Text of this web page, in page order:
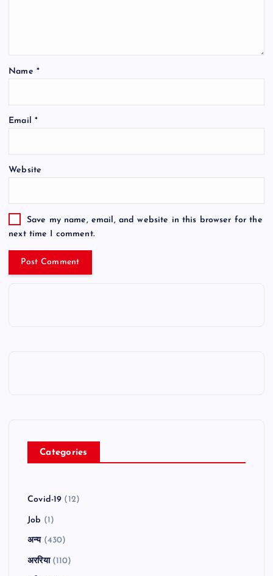
Name *
Email *
Website
Save my name, email, and website in this browser for the
next time I comment.
Categories
Covid-19 (12)
Job (1)
अन्य(430)
अररिया(110)